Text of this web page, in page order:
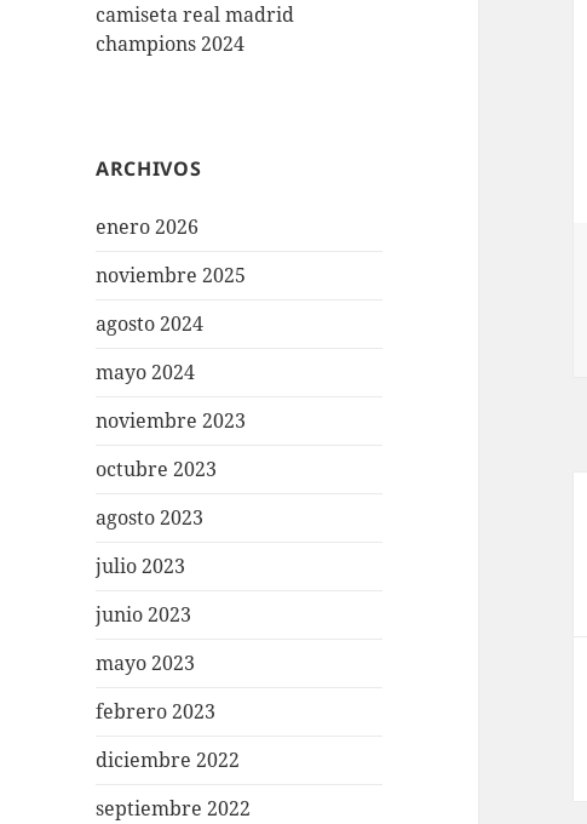
camiseta real madrid
champions 2024
ARCHIVOS
enero 2026
noviembre 2025
agosto 2024
mayo 2024
noviembre 2023
octubre 2023
agosto 2023
julio 2023
junio 2023
mayo 2023
febrero 2023
diciembre 2022
septiembre 2022